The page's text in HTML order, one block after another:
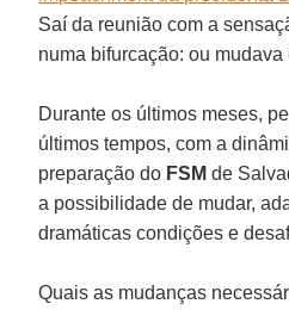
Saí da reunião com a
numa bifurcação: ou mudava
Durante os últimos meses,
últimos tempos, com a
preparação do FSM de
a possibilidade de mudar,
dramáticas condições e
Quais as mudanças